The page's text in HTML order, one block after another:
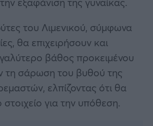
του Λιμενικού, σύμφωνα
θα επιχειρήσουν και
βάθος προκειμένου
τη σάρωση του βυθού της
ελπίζοντας ότι θα
για την υπόθεση.